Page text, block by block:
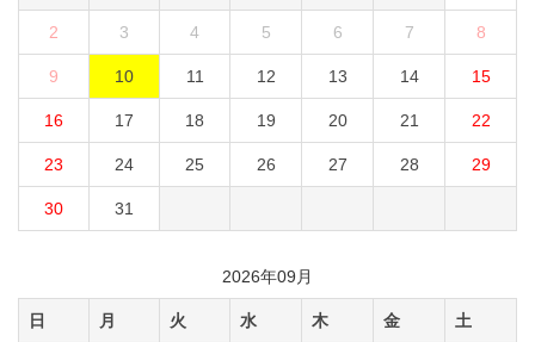
2 3 4 5 6 7 8
9 10 11 12 13 14 15
16 17 18 19 20 21 22
23 24 25 26 27 28 29
30 31
2026年09月
日 月 火 水 木 金 土